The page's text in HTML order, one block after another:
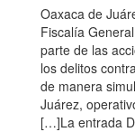
Oaxaca de
Fiscalía
parte de las
los delitos
de manera
Juárez,
[…]La entrada